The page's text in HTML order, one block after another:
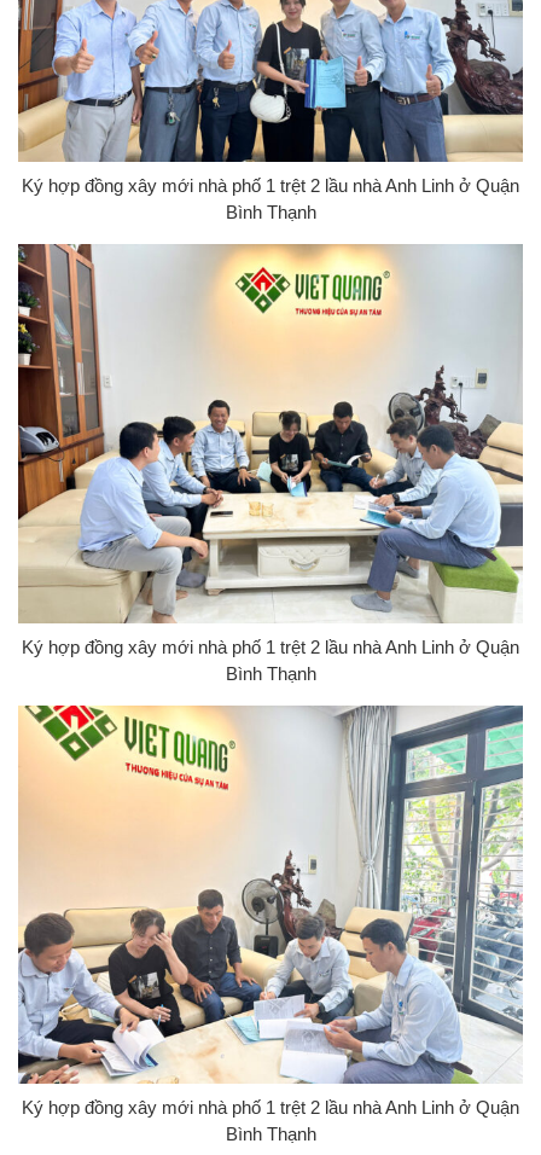
Ký hợp đồng xây mới nhà phố 1 trệt 2 lầu nhà Anh Linh ở Quận
Bình Thạnh
Ký hợp đồng xây mới nhà phố 1 trệt 2 lầu nhà Anh Linh ở Quận
Bình Thạnh
Ký hợp đồng xây mới nhà phố 1 trệt 2 lầu nhà Anh Linh ở Quận
Bình Thạnh